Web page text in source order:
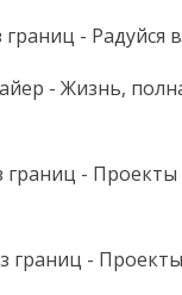
границ -
- Жизнь,
границ -
границ -